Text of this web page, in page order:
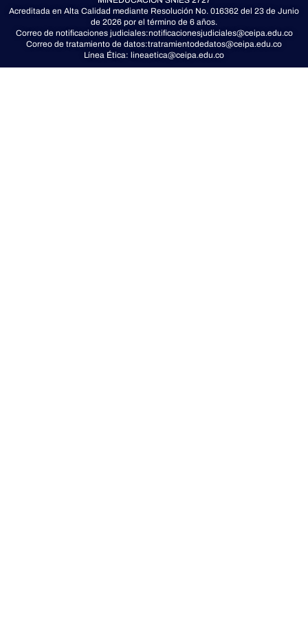
i
t
t
e
r
Acreditada en Alta Calidad mediante Resolución No. 016362 del 23 de Junio
de 2026 por el término de 6 años.
Correo de notificaciones judiciales:notificacionesjudiciales@ceipa.edu.co
Correo de tratamiento de datos:tratramientodedatos@ceipa.edu.co
Línea Ética: lineaetica@ceipa.edu.co